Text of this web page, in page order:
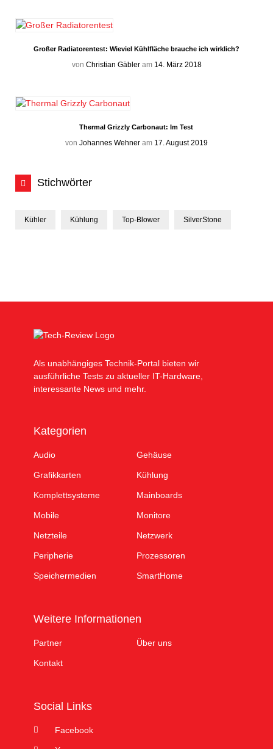
Großer Radiatorentest: Wieviel Kühlfläche brauche ich wirklich?
von Christian Gäbleram 14. März 2018
Thermal Grizzly Carbonaut: Im Test
von Johannes Wehner am 17. August 2019
Stichwörter
Kühler Kühlung Top-Blower SilverStone
Als unabhängiges Technik-Portal bieten wir
ausführliche Tests zu aktueller IT-Hardware,
interessante News und mehr.
Kategorien
Audio Gehäuse
Grafikkarten Kühlung
Komplettsysteme Mainboards
Mobile Monitore
Netzteile Netzwerk
Peripherie Prozessoren
Speichermedien SmartHome
Weitere Informationen
Partner Über uns
Kontakt
Social Links
Facebook